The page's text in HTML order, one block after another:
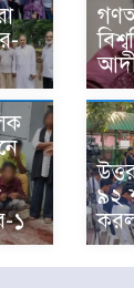
১
৯২